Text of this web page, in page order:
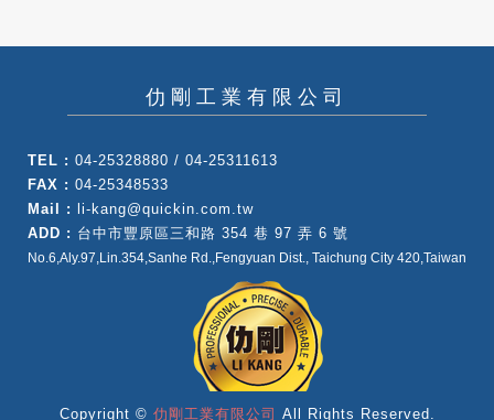
仂剛工業有限公司
TEL : 04-25328880 / 04-25311613
FAX : 04-25348533
Mail :
li-kang@quickin.com.tw
ADD : 台中市豐原區三和路 354 巷 97 弄 6 號
No.6,Aly.97,Lin.354,Sanhe Rd.,Fengyuan Dist., Taichung City 420,Taiwan
Copyright © 仂剛工業有限公司 All Rights Reserved.